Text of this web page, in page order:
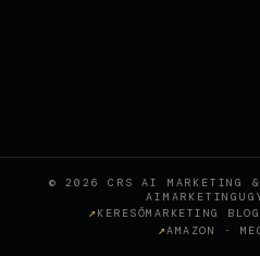
© 2026 CRS AI MARKETING &
KERESŐMARKETING BLOG
AMAZON ·